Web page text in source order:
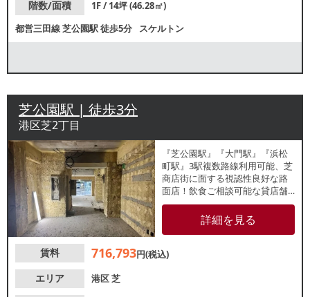
階数/面積
1F / 14坪 (46.28㎡)
都営三田線芝公園駅徒歩5分 スケルトン
芝公園駅 | 徒歩3分
港区芝2丁目
『芝公園駅』『大門駅』『浜松
町駅』3駅複数路線利用可能、芝
商店街に面する視認性良好な路
面店！飲食ご相談可能な貸店舗
のご案内です。内装レイアウト
自由自在なスケルトンでの引渡
しです。是非一度ご内見くださ
詳細を見る
賃料 716,793円(税込)
エリア
港区芝